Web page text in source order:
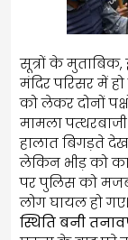
सूत्रों के
मंदिर परिसर में
को लेकर दोनों
मामला
हालात बिगड़ते
लेकिन भीड़ को
पर पुलिस को
लोग घायल हो गए।
स्थिति बनी